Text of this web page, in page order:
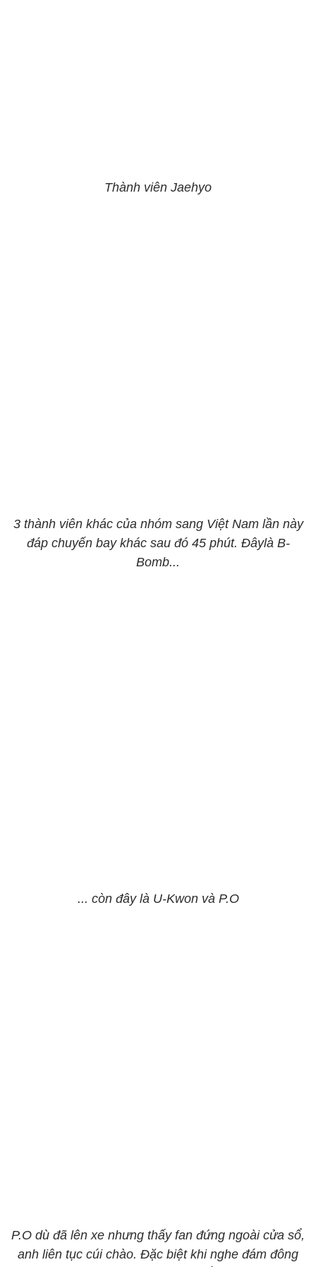
Thành viên Jaehyo
3 thành viên khác của nhóm sang Việt Nam lần này
đáp chuyến bay khác sau đó 45 phút. Đâylà B-
Bomb...
... còn đây là U-Kwon và P.O
P.O dù đã lên xe nhưng thấy fan đứng ngoài cửa sổ,
anh liên tục cúi chào. Đặc biệt khi nghe đám đông